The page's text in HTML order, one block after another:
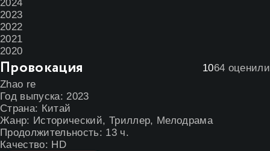
2024
2023
2022
2021
2020
Провокация 1064 оценили
Zhao re
Год выпуска: 2023
Страна: Китай
Жанр: Исторический, Триллер, Мелодрама
Продолжительность: 13 ч.
Качество: HD